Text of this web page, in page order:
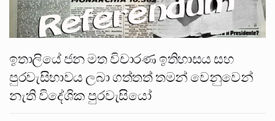
ඉතාලියේ ජන මත විචාරණ ඉතිහාසය සහ
පුරවැසිභාවය ලබා ගත්තත් තමන් වෙනුවෙන්
නැති විදේශික පුරවැසියෝ